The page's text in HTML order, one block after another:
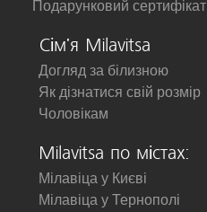
Подарунковий сертифікат
Сім'я Milavitsa
Догляд за білизною
Як дізнатися свій розмір
Чоловікам
Milavitsa по містах:
Мілавіца у Києві
Мілавіца у Тернополі